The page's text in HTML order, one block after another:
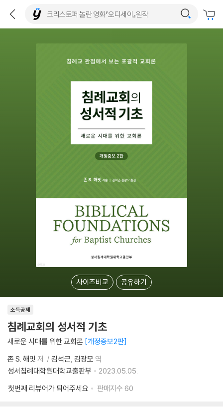
사이즈비교 공유하기
소득공제
침례교회의 성서적 기초
새로운 시대를 위한 교회론 개정증보2판
존 S. 해밋 저 김석근 김광모 역
성서침례대학원대학교출판부
2023.05.05.
첫번째 리뷰어가 되어주세요
판매지수 60